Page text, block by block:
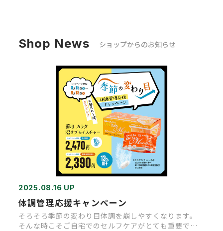
Shop News ショップからのお知らせ
2025.08.16 UP
体調管理応援キャンペーン
そろそろ季節の変わり目体調を崩しやすくなります。
そんな時こそご自宅でのセルフケアがとても重要で